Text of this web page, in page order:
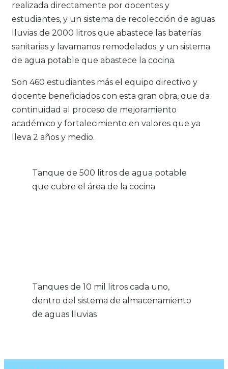
realizada directamente por docentes y
estudiantes, y un sistema de recolección de aguas
lluvias de 2000 litros que abastece las baterías
sanitarias y lavamanos remodelados. y un sistema
de agua potable que abastece la cocina.
Son 460 estudiantes más el equipo directivo y
docente beneficiados con esta gran obra, que da
continuidad al proceso de mejoramiento
académico y fortalecimiento en valores que ya
lleva 2 años y medio.
Tanque de 500 litros de agua potable
que cubre el área de la cocina
Tanques de 10 mil litros cada uno,
dentro del sistema de almacenamiento
de aguas lluvias